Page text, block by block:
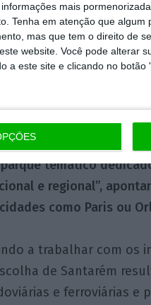
mais
Tenha em atenção que algum
mas que tem o direito de
website. Você pode alterar
a este site e clicando no botão
parque temático
e regional”,
como Paris ou
a trabalhar com os
de Santarém
e ferroviárias e